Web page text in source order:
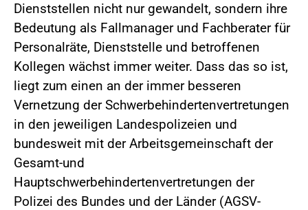
Dienststellen nicht nur gewandelt, sondern ihre
Bedeutung als Fallmanager und Fachberater für
Personalräte, Dienststelle und betroffenen
Kollegen wächst immer weiter. Dass das so ist,
liegt zum einen an der immer besseren
Vernetzung der Schwerbehindertenvertretungen
in den jeweiligen Landespolizeien und
bundesweit mit der Arbeitsgemeinschaft der
Gesamt-und
Hauptschwerbehindertenvertretungen der
Polizei des Bundes und der Länder (AGSV-